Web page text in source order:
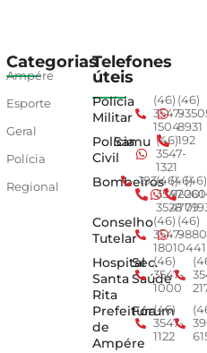
Categorias
Ampére
Esporte
Geral
Polícia
Regional
Telefones
úteis
Polícia
Militar
(46)
3547-
1504
(46)
8931
Polícia
Civil
Samu (46)
3547-
1321
192
Bombeiros
193(46)
3547-
3528
(46)
4779
(46)
Conselho
Tutelar
(46)
3547-
1801
(46)
0441
Hospital
Santa
Rita
Sec.
Saúde
(46)
3547-
1000
Prefeitura
de
Ampére
Fórum
(46)
3547-
1122